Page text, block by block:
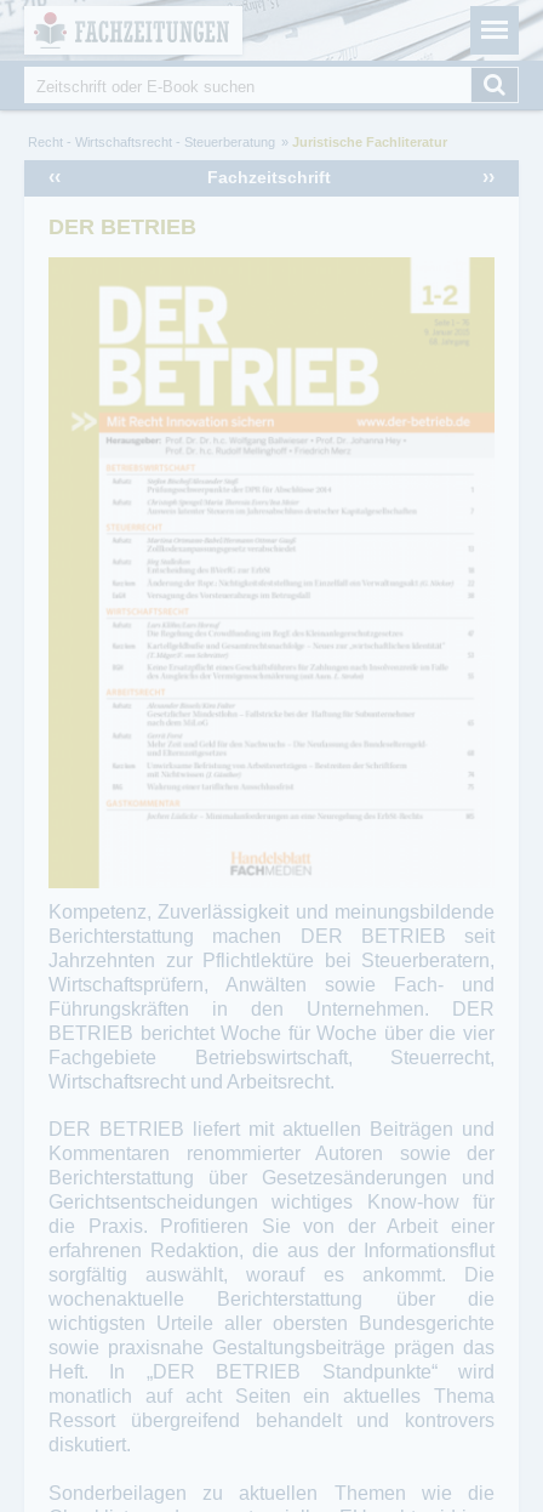
Fachzeitungen.de - Das unabhängige Portal für
Fachmagazine Fachpublikationen & eBooks
Suche
Sie sind hier
Recht - Wirtschaftsrecht - Steuerberatung Juristische Fachliteratur
Fachzeitschrift
‹‹ ››
DER BETRIEB
Kompetenz, Zuverlässigkeit und meinungsbildende
Berichterstattung machen DER BETRIEB seit
Jahrzehnten zur Pflichtlektüre bei Steuerberatern,
Wirtschaftsprüfern, Anwälten sowie Fach- und
Führungskräften in den Unternehmen. DER
BETRIEB berichtet Woche für Woche über die vier
Fachgebiete Betriebswirtschaft, Steuerrecht,
Wirtschaftsrecht und Arbeitsrecht.
DER BETRIEB liefert mit aktuellen Beiträgen und
Kommentaren renommierter Autoren sowie der
Berichterstattung über Gesetzesänderungen und
Gerichtsentscheidungen wichtiges Know-how für
die Praxis. Profitieren Sie von der Arbeit einer
erfahrenen Redaktion, die aus der Informationsflut
sorgfältig auswählt, worauf es ankommt. Die
wochenaktuelle Berichterstattung über die
wichtigsten Urteile aller obersten Bundesgerichte
sowie praxisnahe Gestaltungsbeiträge prägen das
Heft. In „DER BETRIEB Standpunkte“ wird
monatlich auf acht Seiten ein aktuelles Thema
Ressort übergreifend behandelt und kontrovers
diskutiert.
Sonderbeilagen zu aktuellen Themen wie die
Cookie-Einstellungen